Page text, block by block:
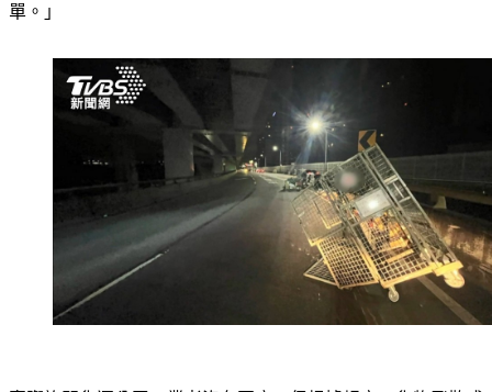
直接貨物四散，現在不只要面臨賠償，恐怕還要面臨高額罰